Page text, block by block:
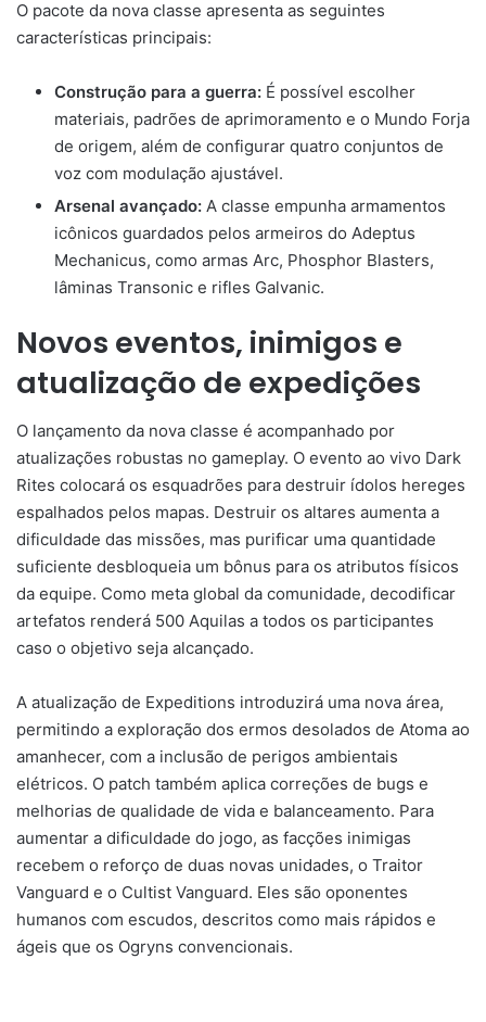
O pacote da nova classe apresenta as seguintes
características principais:
Construção para a guerra: É possível escolher
materiais, padrões de aprimoramento e o Mundo Forja
de origem, além de configurar quatro conjuntos de
voz com modulação ajustável.
Arsenal avançado: A classe empunha armamentos
icônicos guardados pelos armeiros do Adeptus
Mechanicus, como armas Arc, Phosphor Blasters,
lâminas Transonic e rifles Galvanic.
Novos eventos, inimigos e
atualização de expedições
O lançamento da nova classe é acompanhado por
atualizações robustas no gameplay. O evento ao vivo Dark
Rites colocará os esquadrões para destruir ídolos hereges
espalhados pelos mapas. Destruir os altares aumenta a
dificuldade das missões, mas purificar uma quantidade
suficiente desbloqueia um bônus para os atributos físicos
da equipe. Como meta global da comunidade, decodificar
artefatos renderá 500 Aquilas a todos os participantes
caso o objetivo seja alcançado.
A atualização de Expeditions introduzirá uma nova área,
permitindo a exploração dos ermos desolados de Atoma ao
amanhecer, com a inclusão de perigos ambientais
elétricos. O patch também aplica correções de bugs e
melhorias de qualidade de vida e balanceamento. Para
aumentar a dificuldade do jogo, as facções inimigas
recebem o reforço de duas novas unidades, o Traitor
Vanguard e o Cultist Vanguard. Eles são oponentes
humanos com escudos, descritos como mais rápidos e
ágeis que os Ogryns convencionais.